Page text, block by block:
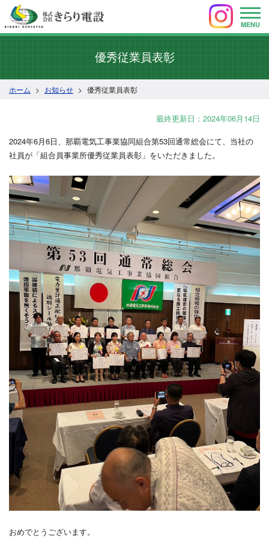
MENU
優秀従業員表彰
ホーム お知らせ 優秀従業員表彰
最終更新日：2024年06月14日
2024年6月6日、那覇電気工事業協同組合第53回通常総会にて、当社の
社員が「組合員事業所優秀従業員表彰」をいただきました。
おめでとうございます。